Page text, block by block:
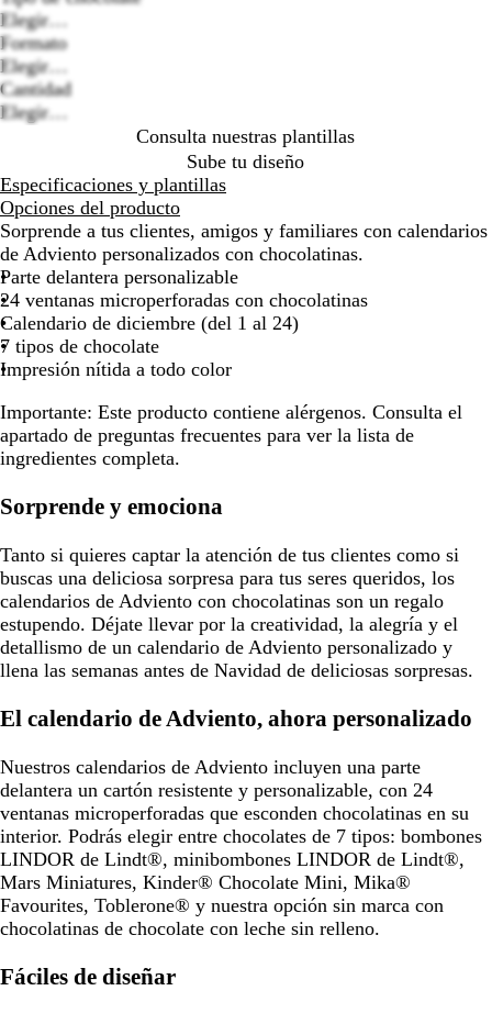
la
imagen
Elegir…
Formato
Elegir…
Cantidad
Elegir…
Consulta nuestras plantillas
Sube tu diseño
Especificaciones y plantillas
Opciones del producto
Sorprende a tus clientes, amigos y familiares con calendarios
de Adviento personalizados con chocolatinas.
Parte delantera personalizable
24 ventanas microperforadas con chocolatinas
Calendario de diciembre (del 1 al 24)
7 tipos de chocolate
Impresión nítida a todo color
Importante: Este producto contiene alérgenos. Consulta el
apartado de preguntas frecuentes para ver la lista de
ingredientes completa.
Sorprende y emociona
Tanto si quieres captar la atención de tus clientes como si
buscas una deliciosa sorpresa para tus seres queridos, los
calendarios de Adviento con chocolatinas son un regalo
estupendo. Déjate llevar por la creatividad, la alegría y el
detallismo de un calendario de Adviento personalizado y
llena las semanas antes de Navidad de deliciosas sorpresas.
El calendario de Adviento, ahora personalizado
Nuestros calendarios de Adviento incluyen una parte
delantera un cartón resistente y personalizable, con 24
ventanas microperforadas que esconden chocolatinas en su
interior. Podrás elegir entre chocolates de 7 tipos: bombones
LINDOR de Lindt®, minibombones LINDOR de Lindt®,
Mars Miniatures, Kinder® Chocolate Mini, Mika®
Favourites, Toblerone® y nuestra opción sin marca con
chocolatinas de chocolate con leche sin relleno.
Fáciles de diseñar